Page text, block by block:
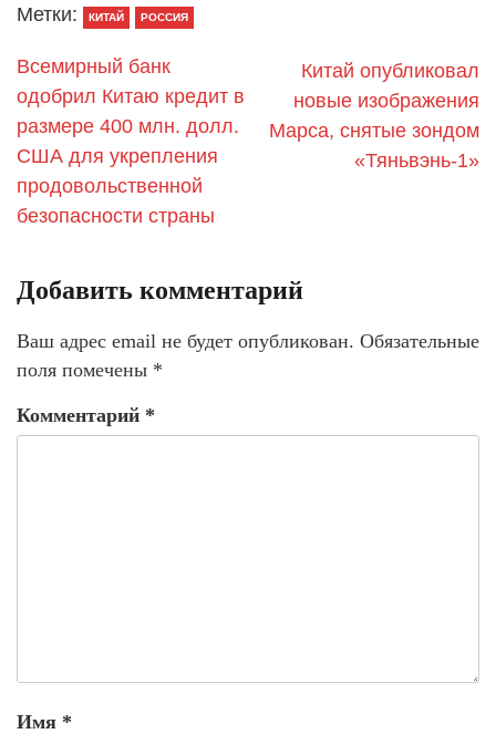
Метки: КИТАЙ РОССИЯ
Всемирный банк
одобрил Китаю кредит в
размере 400 млн. долл.
США для укрепления
продовольственной
безопасности страны
Китай опубликовал
новые изображения
Марса, снятые зондом
«Тяньвэнь-1»
Добавить комментарий
Ваш адрес email не будет опубликован. Обязательные
поля помечены *
Комментарий *
Имя *